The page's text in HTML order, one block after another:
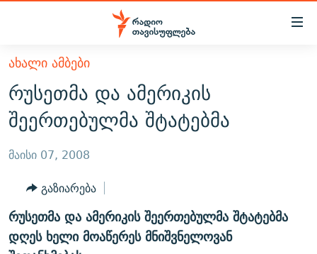
Accessibility
მთავარ
შინაარსზე
დაბრუნება
მთავარ
დაბრუნება
ძიებაზე
დაბრუნება
ᲐᲮᲐᲚᲘ ᲐᲛᲑᲔᲑᲘ
ᲗᲔᲛᲔᲑᲘ
ᲞᲝᲚᲘᲢᲘᲙᲐ
ᲔᲙᲝᲜᲝᲛᲘᲙᲐ
ᲡᲐᲖᲝᲒᲐᲓᲝᲔᲑᲐ
ᲡᲞᲝᲠᲢᲘ
ᲕᲘᲓᲔᲝ
ᲑᲚᲝᲒᲔᲑᲘ
ᲞᲝᲓᲙᲐᲡᲢᲔᲑᲘ
ᲜᲘᲙᲝᲡ ᲞᲝᲓᲙᲐᲡᲢᲘ
ᲗᲐᲕᲘᲡᲣᲤᲚᲔᲑᲘᲡ ᲛᲝᲜᲘᲢᲝᲠᲘ
ᲗᲥᲕᲔᲜᲘ ᲞᲣᲑᲚᲘᲙᲐᲪᲘᲔᲑᲘ
ᲐᲮᲐᲚᲘ ᲐᲛᲑᲔᲑᲘ
რუსეთმა და ამერიკის
შეერთებულმა შტატებმა
მაისი 07, 2008
გაზიარება
რუსეთმა და ამერიკის შეერთებულმა შტატებმა
დღეს ხელი მოაწერეს მნიშვნელოვან